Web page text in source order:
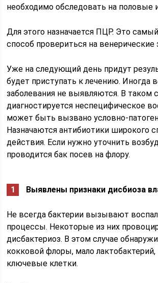
необходимо обследовать на половые
Для этого назначается ПЦР. Это
способ провериться на венерические
Уже на следующий день придут
будет приступать к лечению. Иногда
заболевания не выявляются. В таком
диагностируется неспецифическое
может быть вызвано условно-
Назначаются антибиотики широкого
действия. Если нужно уточнить
проводится бак посев на флору.
Выявлены признаки дисбиоза
Не всегда бактерии вызывают
процессы. Некоторые из них
дисбактериоз. В этом случае
кокковой флоры, мало
ключевые клетки.